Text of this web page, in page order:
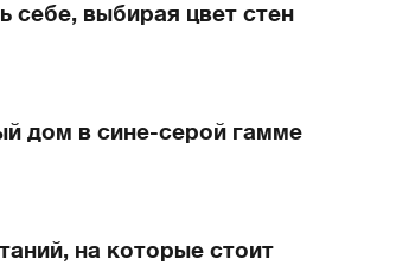
себе, выбирая цвет стен
дом в сине-серой гамме
на которые стоит